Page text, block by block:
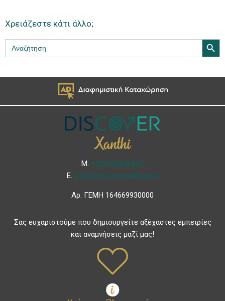
Χρειάζεστε κάτι άλλο;
Search
for:
Search
Μ. +306936846647
Ε. info@discoverxanthi.com
Αρ. ΓΕΜΗ 164669930000
Σας ευχαριστούμε που δημιουργείτε αξέχαστες εμπειρίες
και αναμνήσεις μαζί μας!